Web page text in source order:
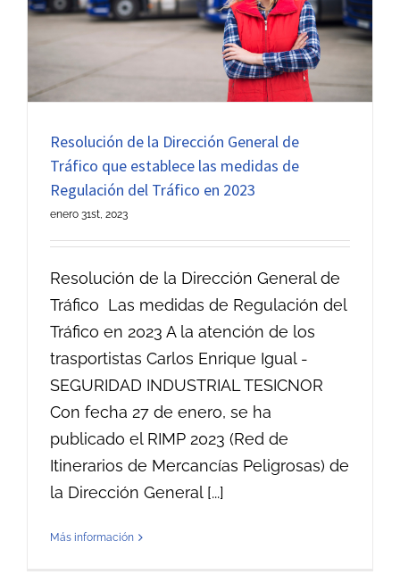
Resolución de la Dirección General de
Tráfico que establece las medidas de
Regulación del Tráfico en 2023
enero 31st, 2023
Resolución de la Dirección General de
Tráfico Las medidas de Regulación del
Tráfico en 2023 A la atención de los
trasportistas Carlos Enrique Igual -
SEGURIDAD INDUSTRIAL TESICNOR
Con fecha 27 de enero, se ha
publicado el RIMP 2023 (Red de
Itinerarios de Mercancías Peligrosas) de
la Dirección General [...]
Más información